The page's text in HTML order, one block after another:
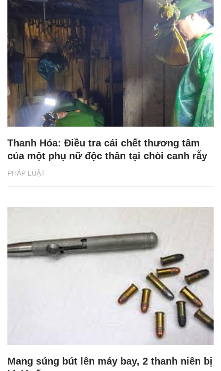
PHÁP LUẬT
Thanh Hóa: Điều tra cái chết thương tâm
của một phụ nữ độc thân tại chòi canh rẫy
Mang súng bút lên máy bay, 2 thanh niên bị